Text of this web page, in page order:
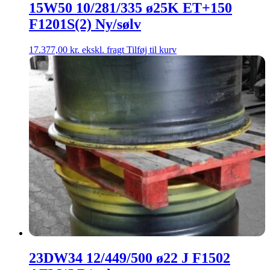
15W50 10/281/335 ø25K ET+150
F1201S(2) Ny/sølv
17.377,00 kr. ekskl. fragt Tilføj til kurv
23DW34 12/449/500 ø22 J F1502